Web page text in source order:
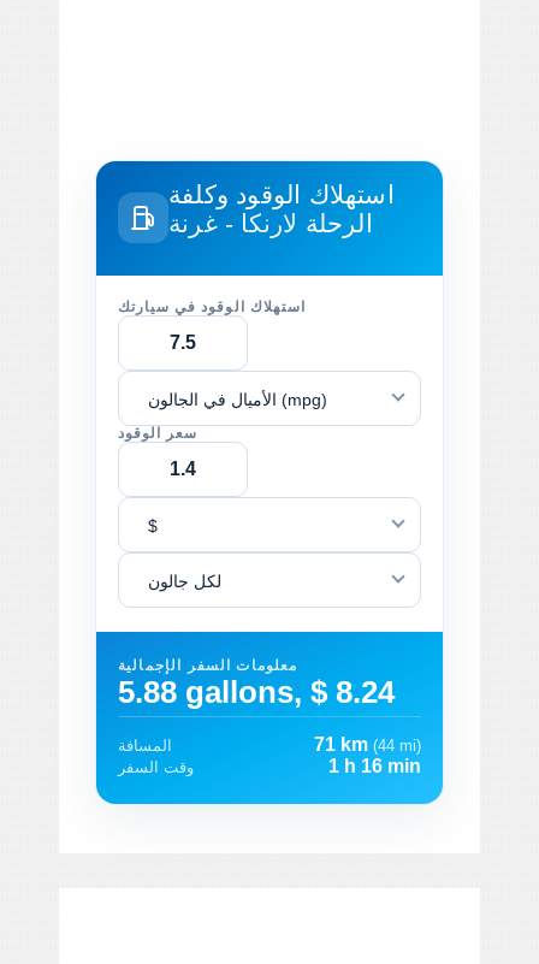
استهلاك الوقود وكلفة
الرحلة لارنكا - غرنة
استهلاك الوقود في سيارتك
الأميال في الجالون (mpg)
سعر الوقود
$
لكل جالون
معلومات السفر الإجمالية
5.88 gallons, $ 8.24
المسافة 71 km (44 mi)
وقت السفر
1 h 16 min